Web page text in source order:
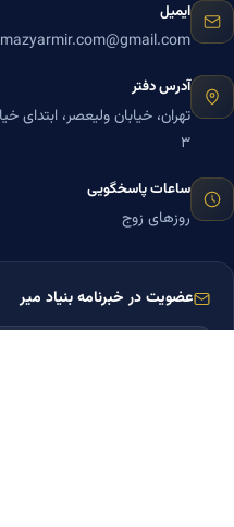
ایمیل
mazyarmir.com@gmail.com
آدرس دفتر
۳
ساعات پاسخگویی
روزهای زوج
عضویت در خبرنامه بنیاد میر